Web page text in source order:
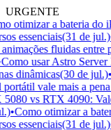
URGENTE
otimizar a bateria do
essenciais(31 de jul.)•
fluidas entre
usar Astro Server
dinâmicas(30 de jul.)•
vale mais a pena
vs RTX 4090:
•Como otimizar a
essenciais(31 de jul.)•